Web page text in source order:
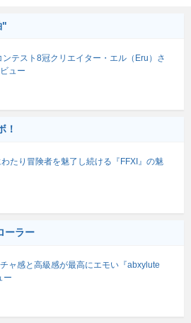
"
ンテスト8冠クリエイター・エル（Eru）さ
ュー
！
たり冒険者を魅了し続ける『FFXI』の魅
ーラー
ャ感と高級感が最高にエモい『abxylute
ー